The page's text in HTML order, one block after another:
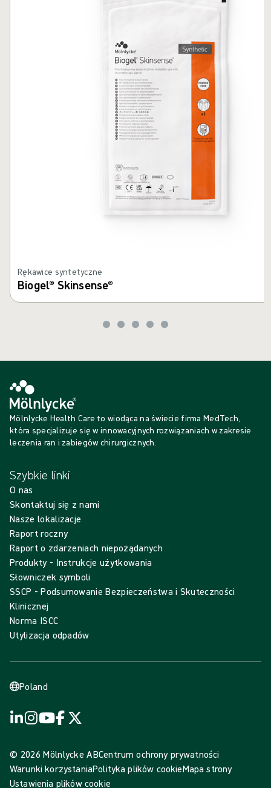
Rękawice syntetyczne
Biogel® Skinsense®
Mölnlycke Health Care to wiodąca na świecie firma MedTech,
która specjalizuje się w innowacyjnych rozwiązaniach w zakresie
leczenia ran i zabiegów chirurgicznych.
Szybkie linki
O nas
Skontaktuj się z nami
Nasze lokalizacje
Raport roczny
Raport o zdarzeniach niepożądanych
Produkty - Instrukcje użytkowania
Słowniczek symboli
SSCP - Podsumowanie Bezpieczeństwa i Skuteczności
Klinicznej
Norma ISCC
Utylizacja odpadów
Poland
© 2026 Mölnlycke ABCentrum ochrony prywatności
Warunki korzystaniaPolityka plików cookieMapa strony
Ustawienia plików cookie